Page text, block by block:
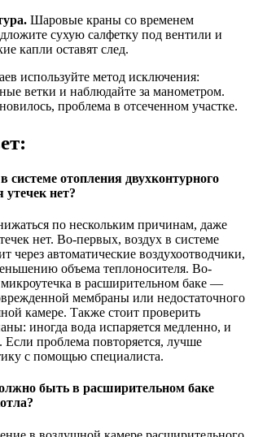
Шаровые краны со временем
сухую салфетку под вентили и
капли оставят след.
используйте метод исключения:
ветки и наблюдайте за манометром.
проблема в отсеченном участке.
системе отопления двухконтурного
утечек нет?
по нескольким причинам, даже
нет. Во-первых, воздух в системе
через автоматические воздухоотводчики,
объема теплоносителя. Во-
в расширительном баке —
мембраны или недостаточного
камере. Также стоит проверить
иногда вода испаряется медленно, и
Если проблема повторяется, лучше
с помощью специалиста.
быть в расширительном баке